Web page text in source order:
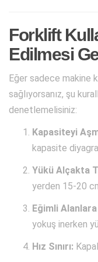
Forklift
Edilmesi
Eğer sadece makine
sağlıyorsanız, şu
denetlemelisiniz:
Kapasiteyi
kapasite
Yükü Alçakta
yerden 15-20
Eğimli
yokuş inerken
Hız Sınırı: